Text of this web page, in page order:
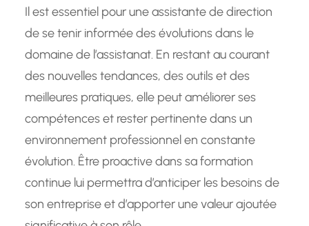
Il est essentiel pour une assistante de direction
de se tenir informée des évolutions dans le
domaine de l’assistanat. En restant au courant
des nouvelles tendances, des outils et des
meilleures pratiques, elle peut améliorer ses
compétences et rester pertinente dans un
environnement professionnel en constante
évolution. Être proactive dans sa formation
continue lui permettra d’anticiper les besoins de
son entreprise et d’apporter une valeur ajoutée